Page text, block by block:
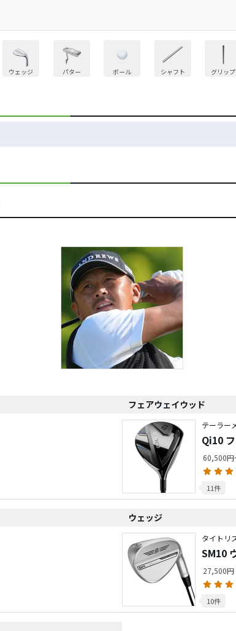
ウェッジ パター ボール シャフト グリップ
フェアウェイウッド
テーラー
Qi10
60,500円
11件
ウェッジ
タイトリ
SM10
27,500円
10件